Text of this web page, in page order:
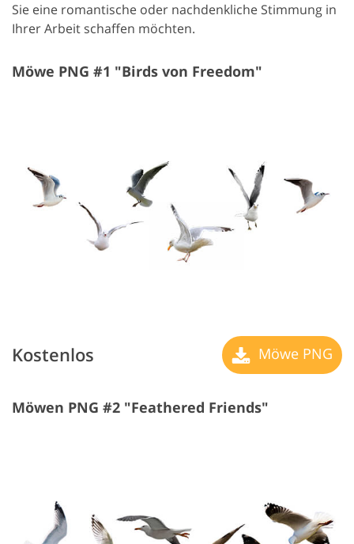
Sie eine romantische oder nachdenkliche Stimmung in
Ihrer Arbeit schaffen möchten.
Möwe PNG #1 "Birds von Freedom"
Kostenlos Möwe PNG
Möwen PNG #2 "Feathered Friends"